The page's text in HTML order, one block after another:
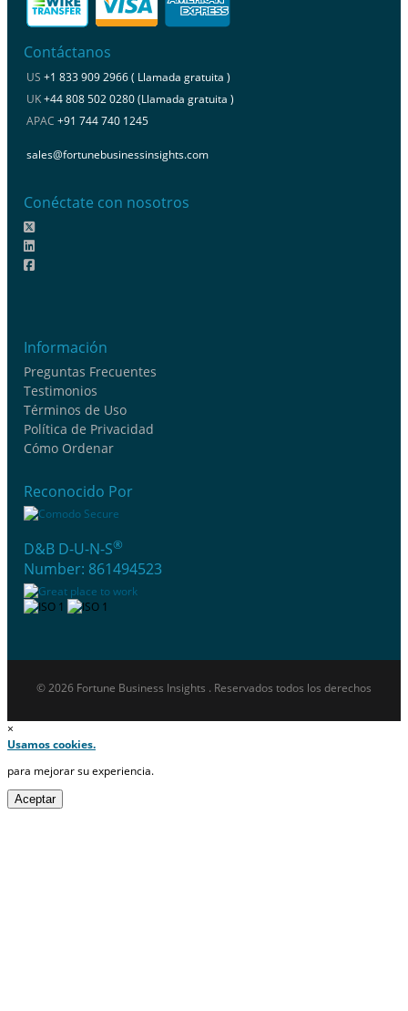
Contáctanos
US +1 833 909 2966 ( Llamada gratuita )
UK+44 808 502 0280 (Llamada gratuita )
APAC +91 744 740 1245
sales@fortunebusinessinsights.com
Conéctate con nosotros
Información
Preguntas Frecuentes
Testimonios
Términos de Uso
Política de Privacidad
Cómo Ordenar
Reconocido Por
D&B D-U-N-S®
Number: 861494523
© 2026 Fortune Business Insights . Reservados todos los derechos
×
Usamos cookies.
para mejorar su experiencia.
Aceptar